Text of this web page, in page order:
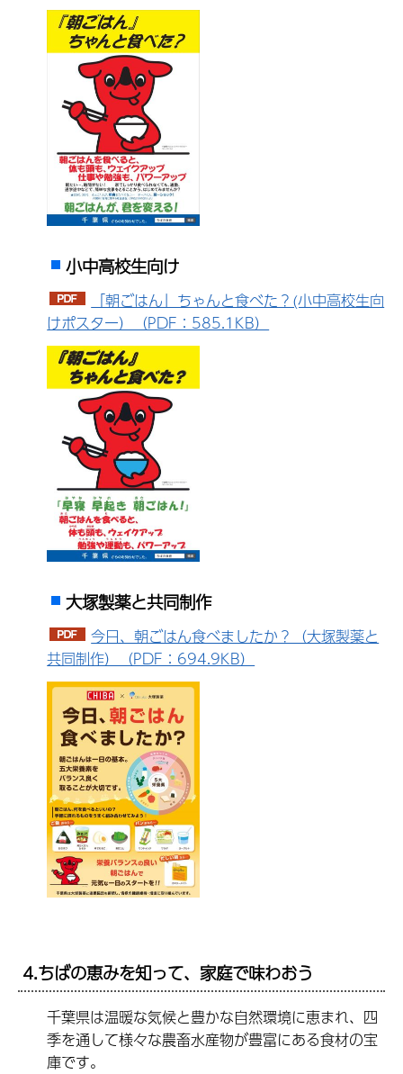
小中高校生向け
「朝ごはん」ちゃんと食べた？(小中高校生向
けポスター）（PDF：585.1KB）
大塚製薬と共同制作
今日、朝ごはん食べましたか？（大塚製薬と
共同制作）（PDF：694.9KB）
4.ちばの恵みを知って、家庭で味わおう
千葉県は温暖な気候と豊かな自然環境に恵まれ、四
季を通して様々な農畜水産物が豊富にある食材の宝
庫です。